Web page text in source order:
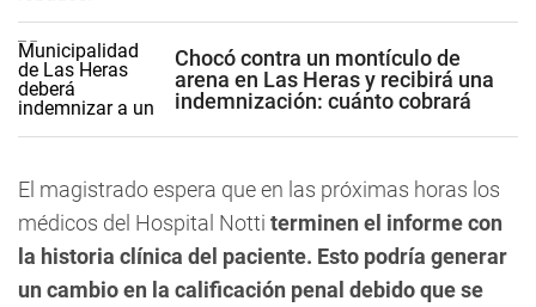
Chocó contra un montículo de
arena en Las Heras y recibirá una
indemnización: cuánto cobrará
El magistrado espera que en las próximas horas los
médicos del Hospital Notti terminen el informe con
la historia clínica del paciente. Esto podría generar
un cambio en la calificación penal debido que se